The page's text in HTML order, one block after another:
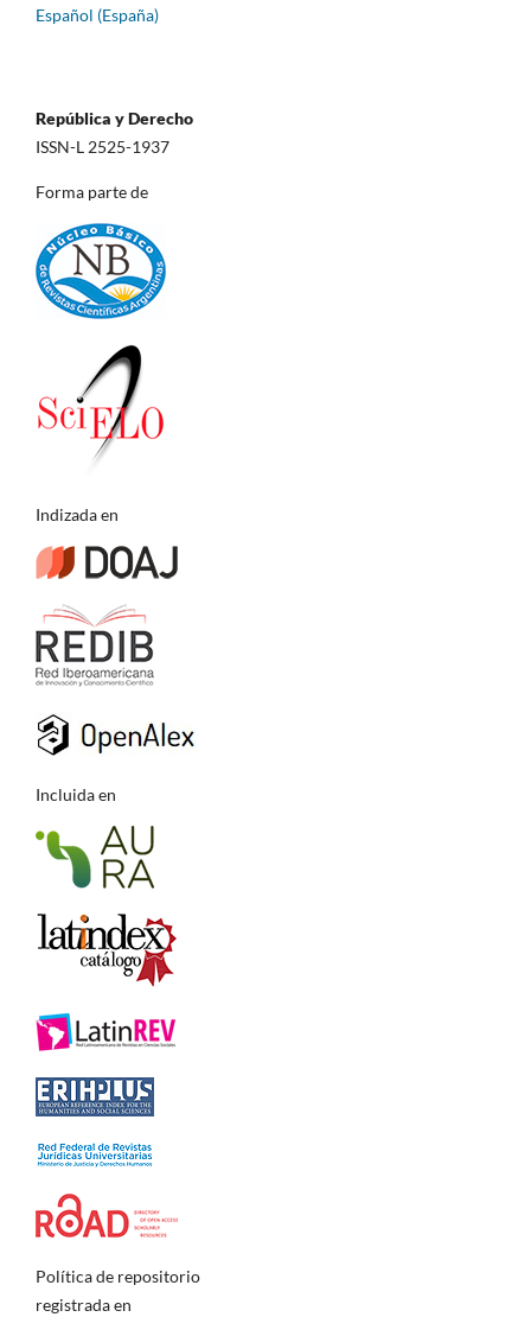
Español (España)
República y Derecho
ISSN-L 2525-1937
Forma parte de
Indizada en
Incluida en
Política de repositorio
registrada en